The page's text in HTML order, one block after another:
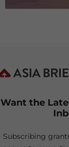
Want the
Subscribing